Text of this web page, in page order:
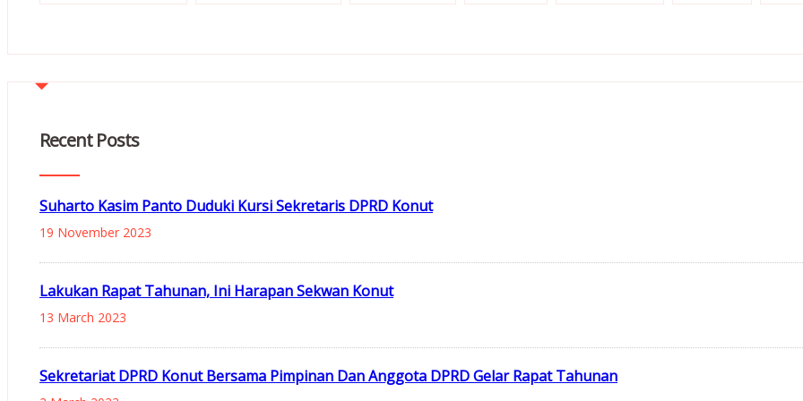
Recent Posts
Suharto Kasim Panto Duduki Kursi Sekretaris DPRD Konut
19 November 2023
Lakukan Rapat Tahunan, Ini Harapan Sekwan Konut
13 March 2023
Sekretariat DPRD Konut Bersama Pimpinan Dan Anggota DPRD Gelar Rapat Tahunan